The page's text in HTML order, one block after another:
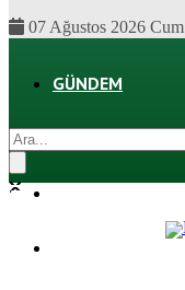
07 Ağustos 2026 Cum
GÜNDEM